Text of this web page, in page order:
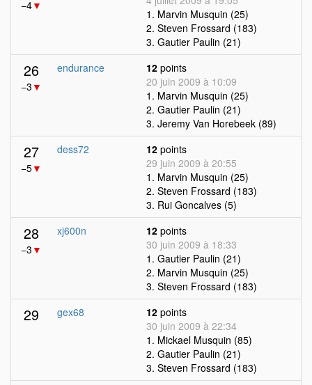
−4▼
1. Marvin Musquin (25)
2. Steven Frossard (183)
3. Gautier Paulin (21)
26
−3 ▼
endurance 12 points
20 juin 2009 à 10:09
1. Marvin Musquin (25)
2. Gautier Paulin (21)
3. Jeremy Van Horebeek (89)
27
−5▼
dess72 12 points
29 juin 2009 à 20:55
1. Marvin Musquin (25)
2. Steven Frossard (183)
3. Rui Goncalves (5)
28
−3 ▼
xj600n 12 points
30 juin 2009 à 18:33
1. Gautier Paulin (21)
2. Marvin Musquin (25)
3. Steven Frossard (183)
29 gex68 12 points
30 juin 2009 à 22:34
1. Mickael Musquin (85)
2. Gautier Paulin (21)
3. Steven Frossard (183)